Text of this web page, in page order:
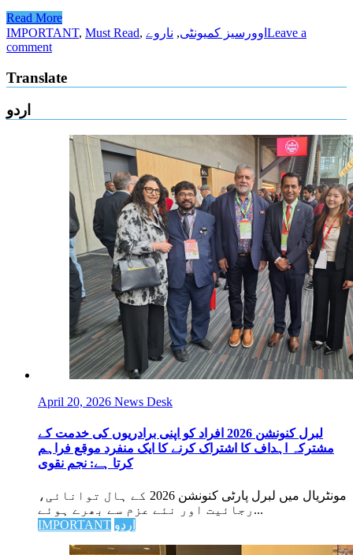
Read More
IMPORTANT, Must Read, اوورسیز کمیونٹی, ناروے
Leave a
comment
Translate
اردو
April 20, 2026 News Desk
لبرل کنونشن 2026 افراد کو اپنی برادریوں کی خدمت کے
مشترکہ اہداف کا اشتراک کرنے کا ایک منفرد موقع فراہم
کرتا ہے: نجم نقوی
مونٹریال میں لبرل پارٹی کنونشن 2026 کے ہال توانائی،
رجائیت اور نئے عزم سے بھرے ہوئے...
IMPORTANT اردو